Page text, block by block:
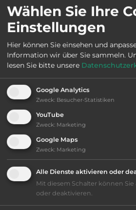
E-Mail: wein@weingut-
Webseite:
Ausstattung:
bis 10,- Euro
Wählen Sie Ihre
Einstellungen
Hier können Sie einsehen und
Information wir über Sie sammeln.
lesen Sie bitte unsere
Google Analytics
Zweck: Besucher-Statistiken
YouTube
Zweck: Marketing
Google Maps
Zweck: Marketing
Alle Dienste aktivieren oder
Mit diesem Schalter können
oder deaktivieren.